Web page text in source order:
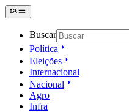
Buscar
Política
Eleições
Internacional
Nacional
Agro
Infra